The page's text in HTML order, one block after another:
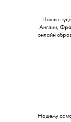
Наши
Англии,
онлайн
Нашему